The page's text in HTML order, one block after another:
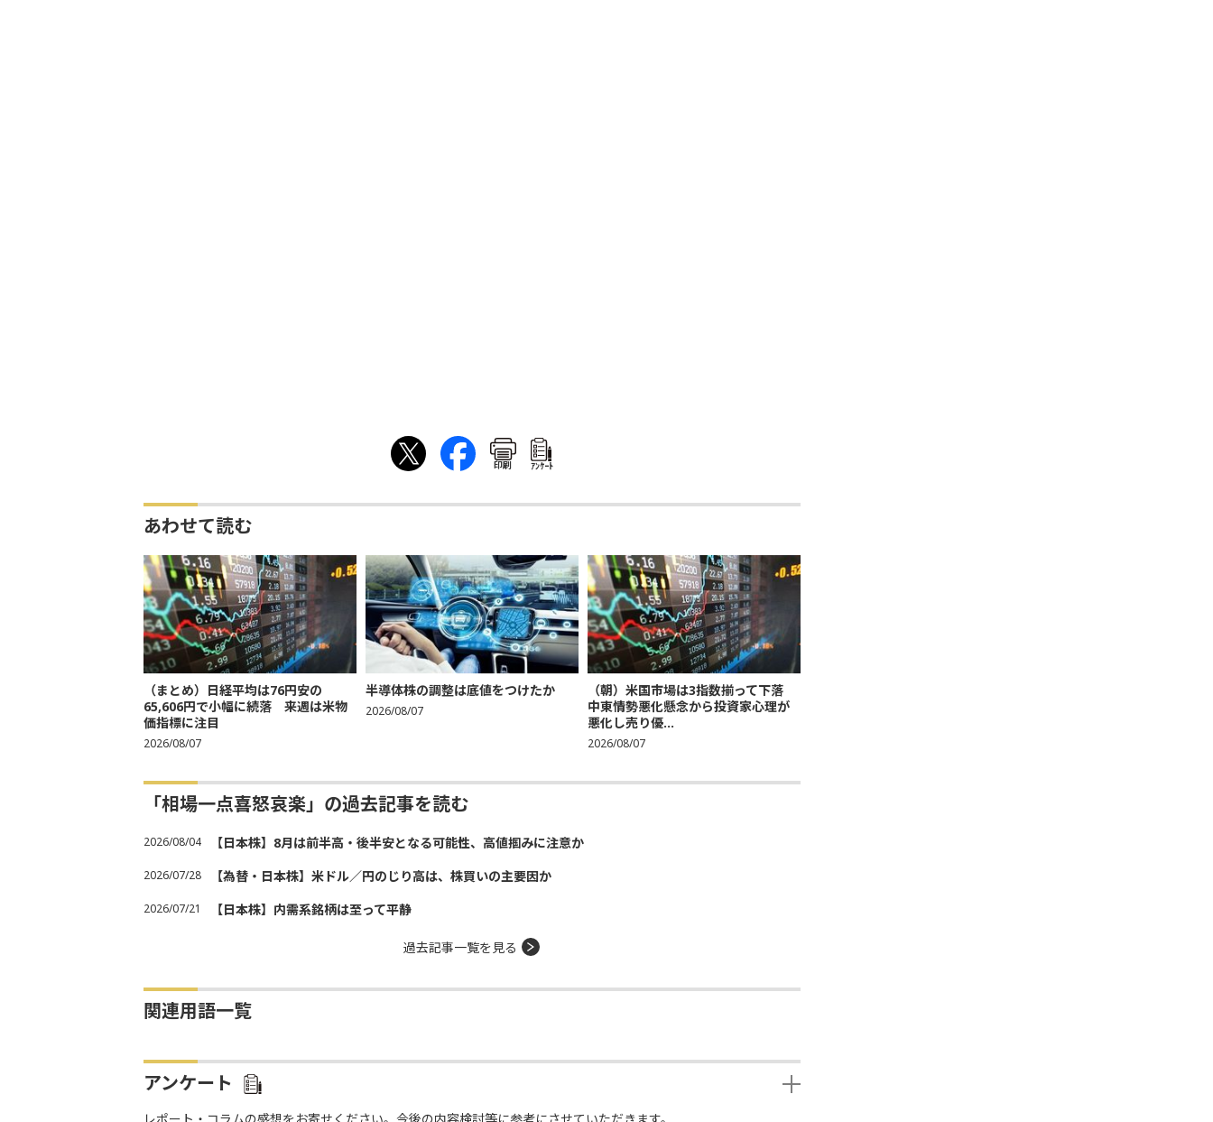
印刷 ｱﾝｹｰﾄ
あわせて読む
（まとめ）日経平均は76円安の
65,606円で小幅に続落 来週は米物
価指標に注目
2026/08/07
半導体株の調整は底値をつけたか
2026/08/07
（朝）米国市場は3指数揃って下落
中東情勢悪化懸念から投資家心理が
悪化し売り優...
2026/08/07
「相場一点喜怒哀楽」の過去記事を読む
2026/08/04 【日本株】8月は前半高・後半安となる可能性、高値掴みに注意か
2026/07/28 【為替・日本株】米ドル／円のじり高は、株買いの主要因か
2026/07/21 【日本株】内需系銘柄は至って平静
過去記事一覧を見る
関連用語一覧
アンケート